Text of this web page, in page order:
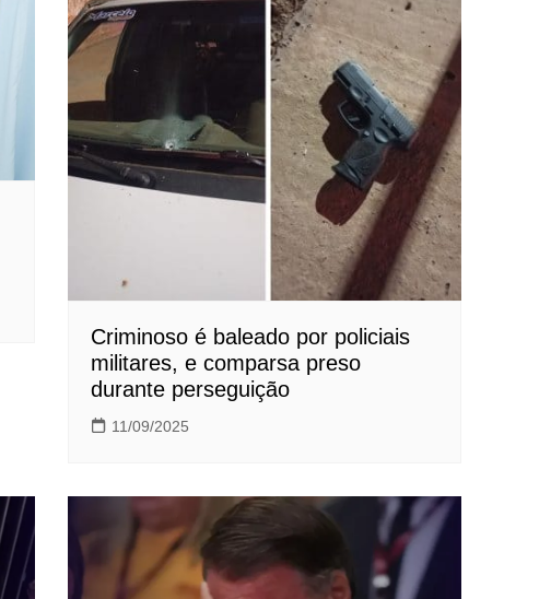
Criminoso é baleado por policiais
militares, e comparsa preso
durante perseguição
11/09/2025